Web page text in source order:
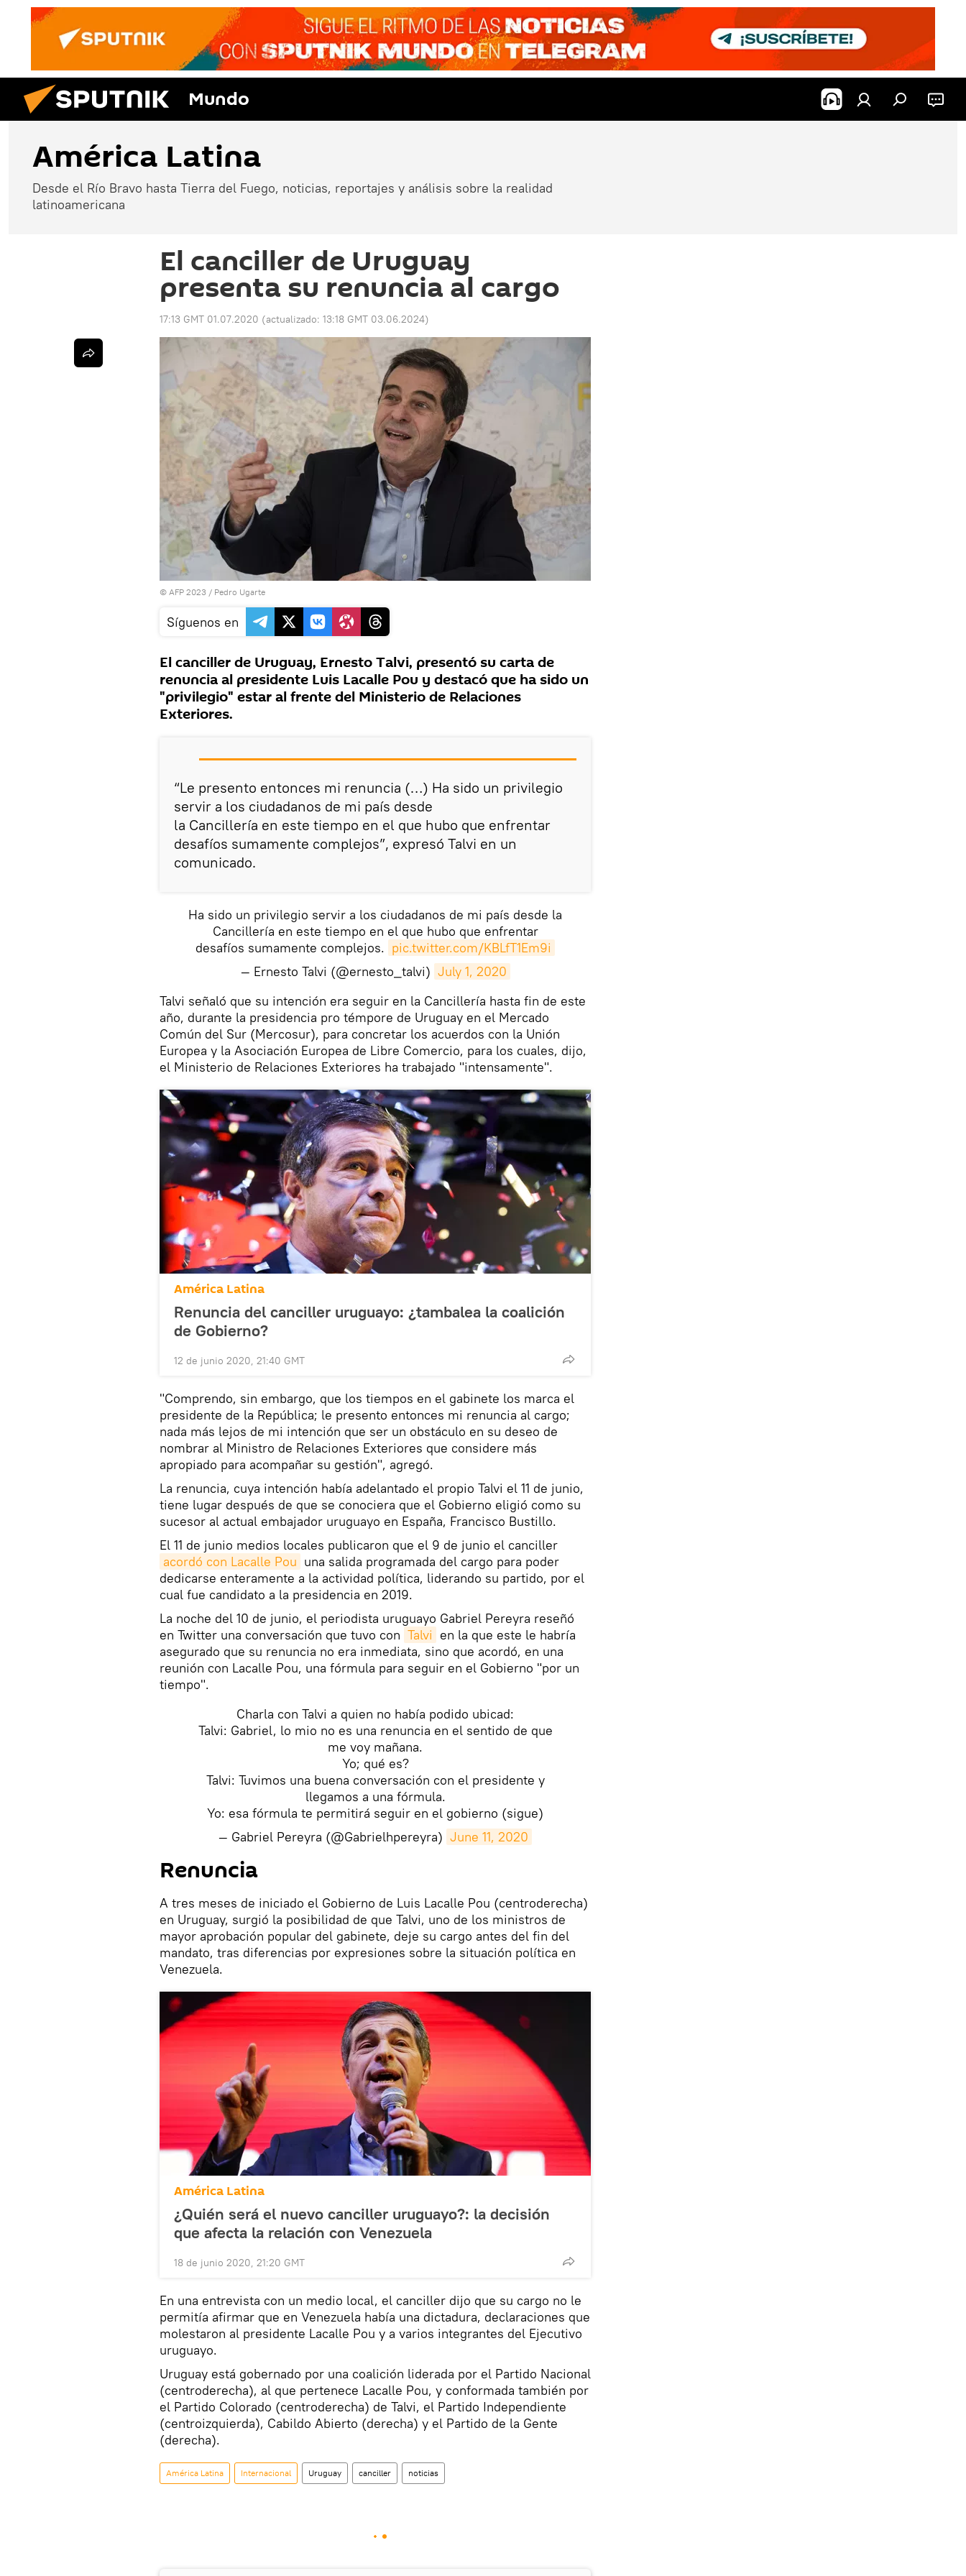
Mundo
América Latina
Desde el Río Bravo hasta Tierra del Fuego, noticias, reportajes y análisis sobre la realidad
latinoamericana
El canciller de Uruguay
presenta su renuncia al cargo
17:13 GMT 01.07.2020 (actualizado: 13:18 GMT 03.06.2024)
© AFP 2023 / Pedro Ugarte
Síguenos en
El canciller de Uruguay, Ernesto Talvi, presentó su carta de
renuncia al presidente Luis Lacalle Pou y destacó que ha sido un
"privilegio" estar al frente del Ministerio de Relaciones
Exteriores.
“Le presento entonces mi renuncia (…) Ha sido un privilegio
servir a los ciudadanos de mi país desde
la Cancillería en este tiempo en el que hubo que enfrentar
desafíos sumamente complejos”, expresó Talvi en un
comunicado.
Ha sido un privilegio servir a los ciudadanos de mi país desde la
Cancillería en este tiempo en el que hubo que enfrentar
desafíos sumamente complejos. pic.twitter.com/KBLfT1Em9i
— Ernesto Talvi (@ernesto_talvi) July 1, 2020
Talvi señaló que su intención era seguir en la Cancillería hasta fin de este
año, durante la presidencia pro témpore de Uruguay en el Mercado
Común del Sur (Mercosur), para concretar los acuerdos con la Unión
Europea y la Asociación Europea de Libre Comercio, para los cuales, dijo,
el Ministerio de Relaciones Exteriores ha trabajado "intensamente".
América Latina
Renuncia del canciller uruguayo: ¿tambalea la coalición
de Gobierno?
12 de junio 2020, 21:40 GMT
"Comprendo, sin embargo, que los tiempos en el gabinete los marca el
presidente de la República; le presento entonces mi renuncia al cargo;
nada más lejos de mi intención que ser un obstáculo en su deseo de
nombrar al Ministro de Relaciones Exteriores que considere más
apropiado para acompañar su gestión", agregó.
La renuncia, cuya intención había adelantado el propio Talvi el 11 de junio,
tiene lugar después de que se conociera que el Gobierno eligió como su
sucesor al actual embajador uruguayo en España, Francisco Bustillo.
El 11 de junio medios locales publicaron que el 9 de junio el canciller
acordó con Lacalle Pou una salida programada del cargo para poder
dedicarse enteramente a la actividad política, liderando su partido, por el
cual fue candidato a la presidencia en 2019.
La noche del 10 de junio, el periodista uruguayo Gabriel Pereyra reseñó
en Twitter una conversación que tuvo con Talvi en la que este le habría
asegurado que su renuncia no era inmediata, sino que acordó, en una
reunión con Lacalle Pou, una fórmula para seguir en el Gobierno "por un
tiempo".
Charla con Talvi a quien no había podido ubicad:
Talvi: Gabriel, lo mio no es una renuncia en el sentido de que
me voy mañana.
Yo; qué es?
Talvi: Tuvimos una buena conversación con el presidente y
llegamos a una fórmula.
Yo: esa fórmula te permitirá seguir en el gobierno (sigue)
— Gabriel Pereyra (@Gabrielhpereyra) June 11, 2020
Renuncia
A tres meses de iniciado el Gobierno de Luis Lacalle Pou (centroderecha)
en Uruguay, surgió la posibilidad de que Talvi, uno de los ministros de
mayor aprobación popular del gabinete, deje su cargo antes del fin del
mandato, tras diferencias por expresiones sobre la situación política en
Venezuela.
América Latina
¿Quién será el nuevo canciller uruguayo?: la decisión
que afecta la relación con Venezuela
18 de junio 2020, 21:20 GMT
En una entrevista con un medio local, el canciller dijo que su cargo no le
permitía afirmar que en Venezuela había una dictadura, declaraciones que
molestaron al presidente Lacalle Pou y a varios integrantes del Ejecutivo
uruguayo.
Uruguay está gobernado por una coalición liderada por el Partido Nacional
(centroderecha), al que pertenece Lacalle Pou, y conformada también por
el Partido Colorado (centroderecha) de Talvi, el Partido Independiente
(centroizquierda), Cabildo Abierto (derecha) y el Partido de la Gente
(derecha).
América Latina Internacional Uruguay canciller noticias